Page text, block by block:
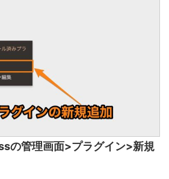
の管理画面>プラグイン>新規